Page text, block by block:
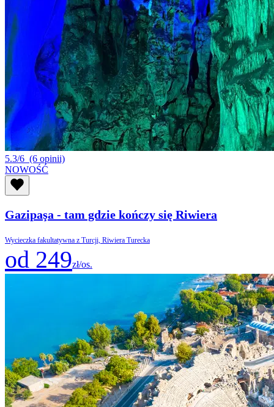
5.3/6 (6 opinii)
NOWOŚĆ
Gazipaşa - tam gdzie kończy się Riwiera
Wycieczka fakultatywna z Turcji, Riwiera Turecka
od 249zł/os.